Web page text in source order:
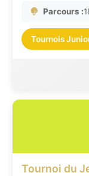
Parcours :
Tournois
Tournoi du